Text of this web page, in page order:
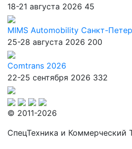
18-21 августа 2026 45
MIMS Automobility Санкт-
25-28 августа 2026 200
Comtrans 2026
22-25 сентября 2026 332
© 2011-2026
СпецТехника и Коммерческий